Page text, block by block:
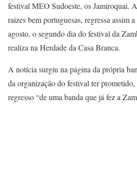
festival MEO Sudoeste, os Jamiroquai.
raízes bem portuguesas, regressa assim
agosto, o segundo dia do festival da
realiza na Herdade da Casa Branca.
A notícia surgiu na página da própria
da organização do festival ter
regresso “de uma banda que já fez a